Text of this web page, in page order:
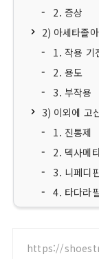
2. 증상
2) 아세타졸
1. 작용 기
2. 용도
3. 부작용
3) 이외에 고
1. 진통제
2. 덱사메
3. 니페디
4. 타다라
https://